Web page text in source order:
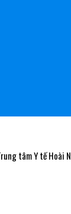
tâm Y tế Hoài Nhơn!